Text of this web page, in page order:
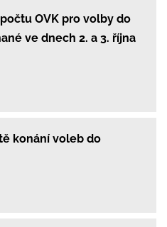
OVK pro volby do
ve dnech 2. a 3. října
konání voleb do